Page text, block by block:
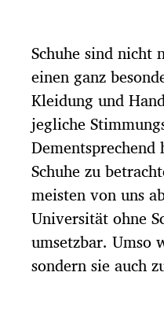
a
g
s
d
a
t
u
m
Schuhe sind nicht
einen ganz
Kleidung und
jegliche
Schuhe zu
meisten von uns
Universität ohne
umsetzbar. Umso
sondern sie auch